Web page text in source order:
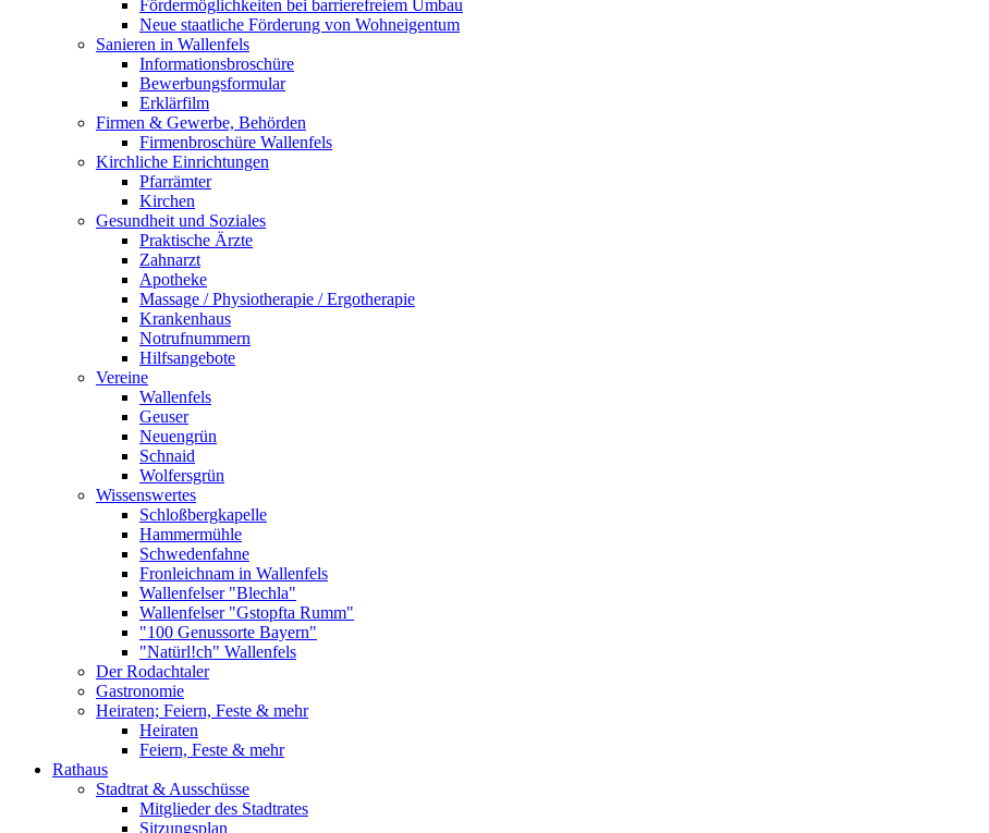
Fördermöglichkeiten bei barrierefreiem Umbau
Neue staatliche Förderung von Wohneigentum
Sanieren in Wallenfels
Informationsbroschüre
Bewerbungsformular
Erklärfilm
Firmen & Gewerbe, Behörden
Firmenbroschüre Wallenfels
Kirchliche Einrichtungen
Pfarrämter
Kirchen
Gesundheit und Soziales
Praktische Ärzte
Zahnarzt
Apotheke
Massage / Physiotherapie / Ergotherapie
Krankenhaus
Notrufnummern
Hilfsangebote
Vereine
Wallenfels
Geuser
Neuengrün
Schnaid
Wolfersgrün
Wissenswertes
Schloßbergkapelle
Hammermühle
Schwedenfahne
Fronleichnam in Wallenfels
Wallenfelser "Blechla"
Wallenfelser "Gstopfta Rumm"
"100 Genussorte Bayern"
"Natürl!ch" Wallenfels
Der Rodachtaler
Gastronomie
Heiraten; Feiern, Feste & mehr
Heiraten
Feiern, Feste & mehr
Rathaus
Stadtrat & Ausschüsse
Mitglieder des Stadtrates
Sitzungsplan